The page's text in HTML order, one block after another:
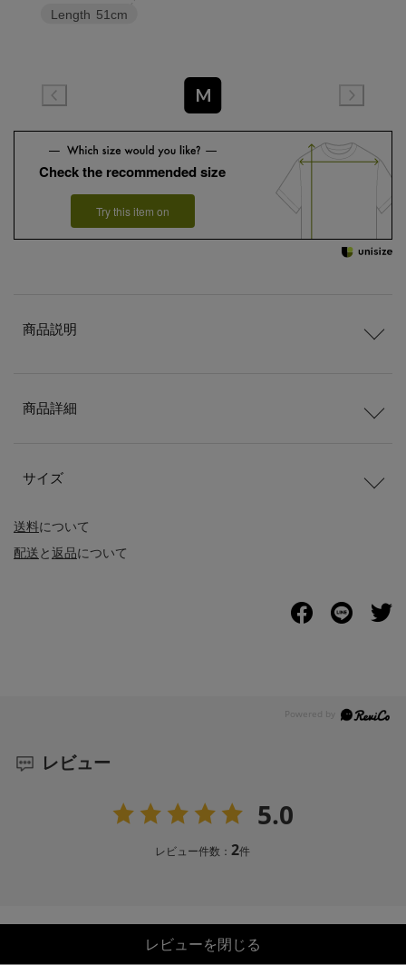
Length 51cm
M
Check the recommended size
Try this item on
送料について
配送と返品について
商品説明
商品詳細
サイズ
レビュー
5.0
レビュー件数：2件
レビューを閉じる